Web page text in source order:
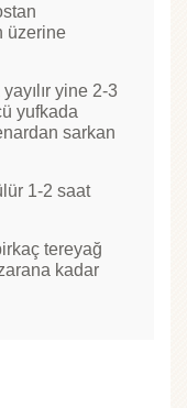
üzerine
yine 2-3
yufkada
sarkan
1-2 saat
tereyağ
kadar